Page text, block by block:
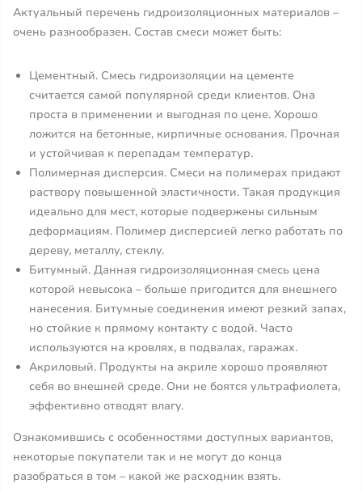
Актуальный перечень гидроизоляционных материалов –
очень разнообразен. Состав смеси может быть:
Цементный. Смесь гидроизоляции на цементе
считается самой популярной среди клиентов. Она
проста в применении и выгодная по цене. Хорошо
ложится на бетонные, кирпичные основания. Прочная
и устойчивая к перепадам температур.
Полимерная дисперсия. Смеси на полимерах придают
раствору повышенной эластичности. Такая продукция
идеально для мест, которые подвержены сильным
деформациям. Полимер дисперсией легко работать по
дереву, металлу, стеклу.
Битумный. Данная гидроизоляционная смесь цена
которой невысока – больше пригодится для внешнего
нанесения. Битумные соединения имеют резкий запах,
но стойкие к прямому контакту с водой. Часто
используются на кровлях, в подвалах, гаражах.
Акриловый. Продукты на акриле хорошо проявляют
себя во внешней среде. Они не боятся ультрафиолета,
эффективно отводят влагу.
Ознакомившись с особенностями доступных вариантов,
некоторые покупатели так и не могут до конца
разобраться в том – какой же расходник взять.